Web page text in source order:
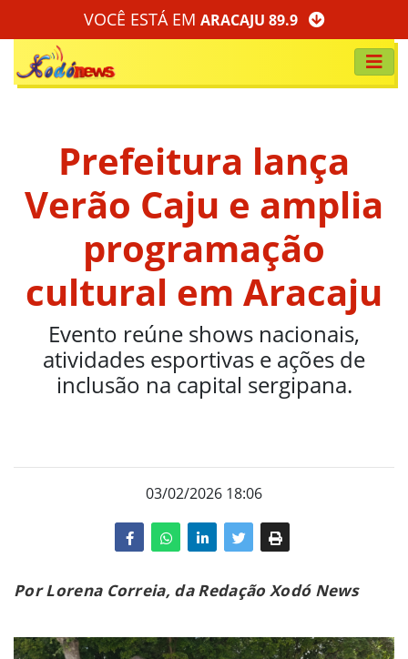
VOCÊ ESTÁ EM ARACAJU 89.9
Prefeitura lança
Verão Caju e amplia
programação
cultural em Aracaju
Evento reúne shows nacionais,
atividades esportivas e ações de
inclusão na capital sergipana.
03/02/2026 18:06
Por Lorena Correia, da Redação Xodó News